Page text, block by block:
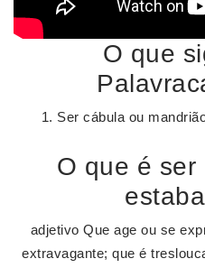
O que
1. Ser cábula ou
O que é ser
adjetivo Que age ou se
extravagante; que é